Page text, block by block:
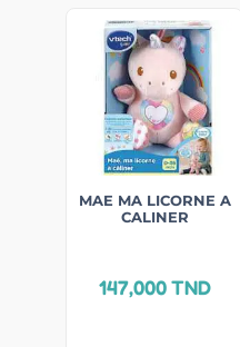
MAE MA LICORNE A
CALINER
147,000TND